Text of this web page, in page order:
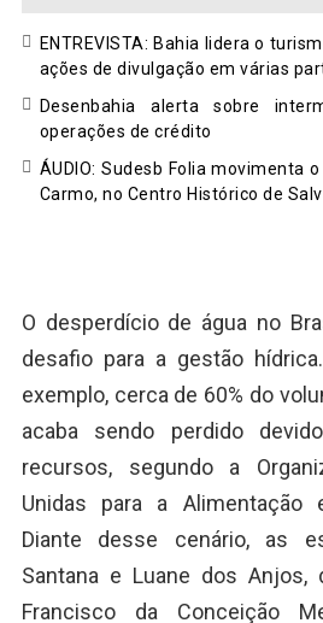
ENTREVISTA: Bahia lidera o
ações de divulgação em várias
Desenbahia alerta sobre
operações de crédito
ÁUDIO: Sudesb Folia movimenta
Carmo, no Centro Histórico de
O desperdício de água no
desafio para a gestão
exemplo, cerca de 60% do
acaba sendo perdido
recursos, segundo a
Unidas para a Alimentação
Diante desse cenário, as
Santana e Luane dos Anjos,
Francisco da Conceição